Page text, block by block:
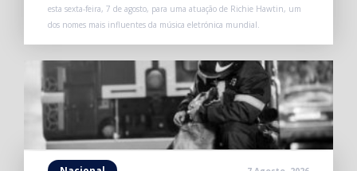
esta sexta-feira, 7 de agosto, para uma atuação de Richie Hawtin, um
dos nomes mais influentes da música eletrónica mundial.